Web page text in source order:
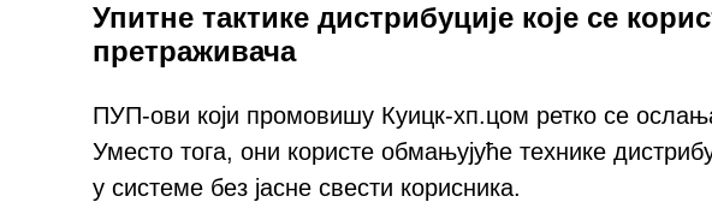
Упитне тактике дистрибуције које се
претраживача
ПУП-ови који промовишу Куицк-хп.цом ретко се
Уместо тога, они користе обмањујуће технике
у системе без јасне свести корисника.